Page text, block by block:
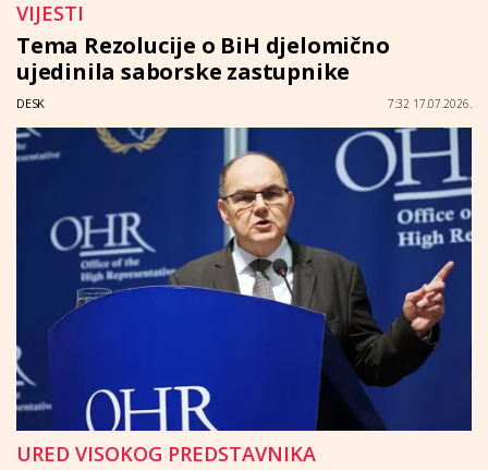
VIJESTI
Tema Rezolucije o BiH djelomično
ujedinila saborske zastupnike
DESK 7:32 17.07.2026.
URED VISOKOG PREDSTAVNIKA